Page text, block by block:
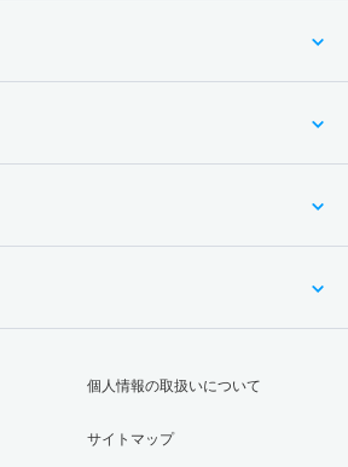
個人情報の取扱いについて
サイトマップ